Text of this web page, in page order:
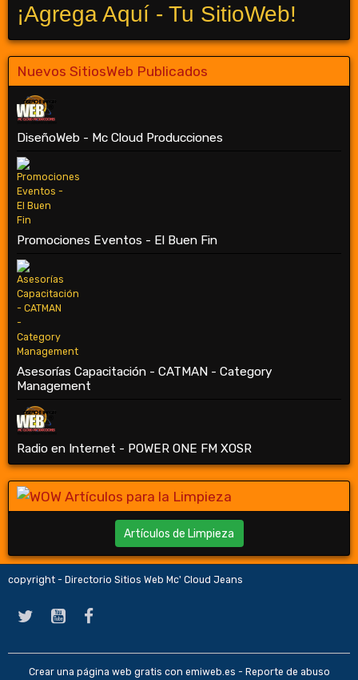
¡Agrega Aquí - Tu SitioWeb!
Nuevos SitiosWeb Publicados
DiseñoWeb - Mc Cloud Producciones
Promociones Eventos - El Buen Fin
Asesorías Capacitación - CATMAN - Category
Management
Radio en Internet - POWER ONE FM XOSR
Artículos de Limpieza
copyright - Directorio Sitios Web Mc' Cloud Jeans
Crear una página web gratis con emiweb.es - Reporte de abuso